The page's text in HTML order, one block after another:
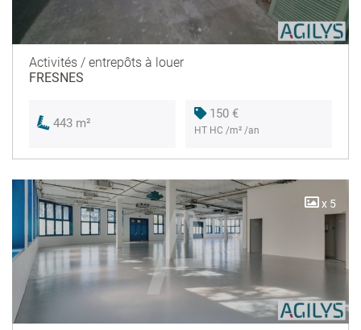
Activités / entrepôts à louer
FRESNES
443 m²
150 €
HT HC /m² /an
x 5